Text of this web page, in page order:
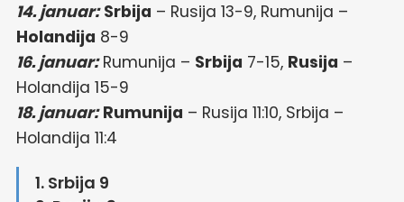
14. januar: Srbija – Rusija 13-9, Rumunija –
Holandija 8-9
16. januar:Rumunija – Srbija 7-15, Rusija –
Holandija 15-9
18. januar: Rumunija – Rusija 11:10, Srbija –
Holandija 11:4
1. Srbija 9